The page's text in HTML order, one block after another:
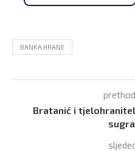
BANKA HRANE
Bratanić i